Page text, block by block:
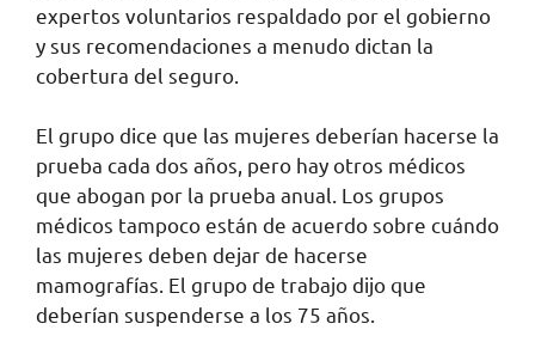
expertos voluntarios respaldado por el gobierno
y sus recomendaciones a menudo dictan la
cobertura del seguro.
El grupo dice que las mujeres deberían hacerse la
prueba cada dos años, pero hay otros médicos
que abogan por la prueba anual. Los grupos
médicos tampoco están de acuerdo sobre cuándo
las mujeres deben dejar de hacerse
mamografías. El grupo de trabajo dijo que
deberían suspenderse a los 75 años.